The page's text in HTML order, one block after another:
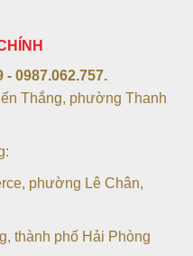
- 0987.062.757.
Thắng, phường Thanh
phường Lê Chân,
thành phố Hải Phòng